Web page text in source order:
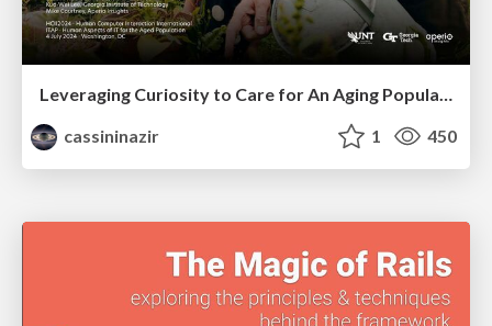
cassininazir
1 450